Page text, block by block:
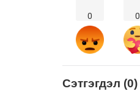
0 0
Сэтгэгдэл (0)